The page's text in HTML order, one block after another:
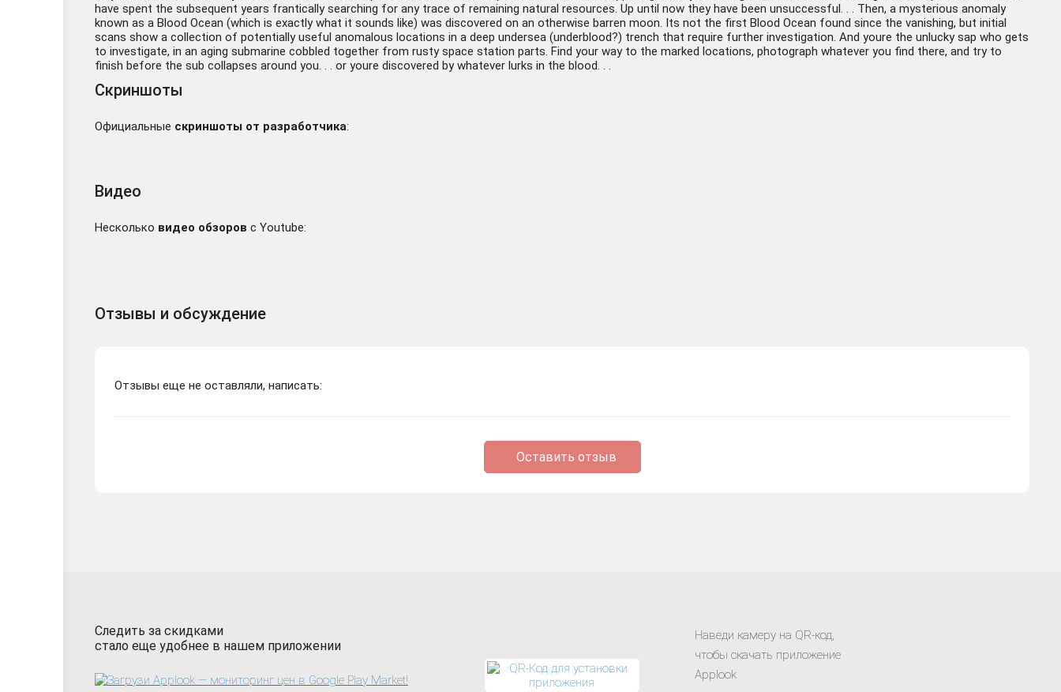
have spent the subsequent years frantically searching for any trace of remaining natural resources. Up until now they have been unsuccessful. . . Then, a mysterious anomaly
known as a Blood Ocean (which is exactly what it sounds like) was discovered on an otherwise barren moon. Its not the first Blood Ocean found since the vanishing, but initial
scans show a collection of potentially useful anomalous locations in a deep undersea (underblood?) trench that require further investigation. And youre the unlucky sap who gets
to investigate, in an aging submarine cobbled together from rusty space station parts. Find your way to the marked locations, photograph whatever you find there, and try to
finish before the sub collapses around you. . . or youre discovered by whatever lurks in the blood. . .
Скриншоты
Официальные скриншоты от разработчика:
Видео
Несколько видео обзоров с Youtube:
Отзывы и обсуждение
Отзывы еще не оставляли, написать:
Оставить отзыв
Следить за скидками
стало еще удобнее в нашем приложении
Наведи камеру на QR-код,
чтобы скачать приложение
Applook